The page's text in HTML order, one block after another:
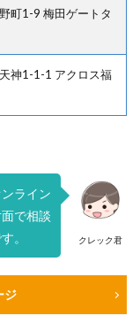
町1-9 梅田ゲートタ
神1-1-1 アクロス福
クレック君
ライン
で相談
。
ジ